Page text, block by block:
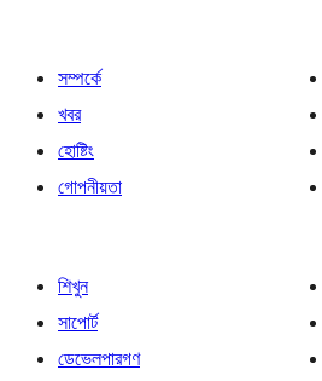
সম্পর্কে
খবর
হোষ্টিং
গোপনীয়তা
শিখুন
সাপোর্ট
ডেভেলপারগণ